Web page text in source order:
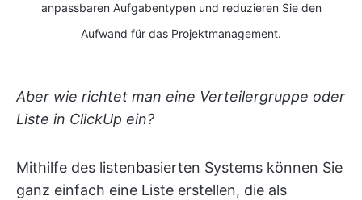
anpassbaren Aufgabentypen und reduzieren Sie den
Aufwand für das Projektmanagement.
Aber wie richtet man eine Verteilergruppe oder
Liste in ClickUp ein?
Mithilfe des listenbasierten Systems können Sie
ganz einfach eine Liste erstellen, die als